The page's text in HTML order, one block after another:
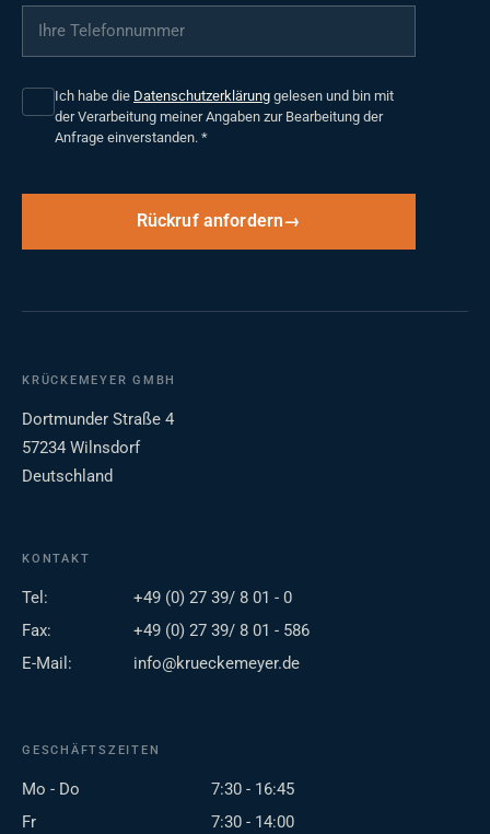
Ihre Telefonnummer
Ich habe die Datenschutzerklärung gelesen und bin mit
der Verarbeitung meiner Angaben zur Bearbeitung der
Anfrage einverstanden. *
Rückruf anfordern
KRÜCKEMEYER GMBH
Dortmunder Straße 4
57234 Wilnsdorf
Deutschland
KONTAKT
Tel:
+49 (0) 27 39/ 8 01 - 0
Fax:
+49 (0) 27 39/ 8 01 - 586
E-Mail:
info@krueckemeyer.de
GESCHÄFTSZEITEN
Mo - Do
7:30 - 16:45
Fr
7:30 - 14:00